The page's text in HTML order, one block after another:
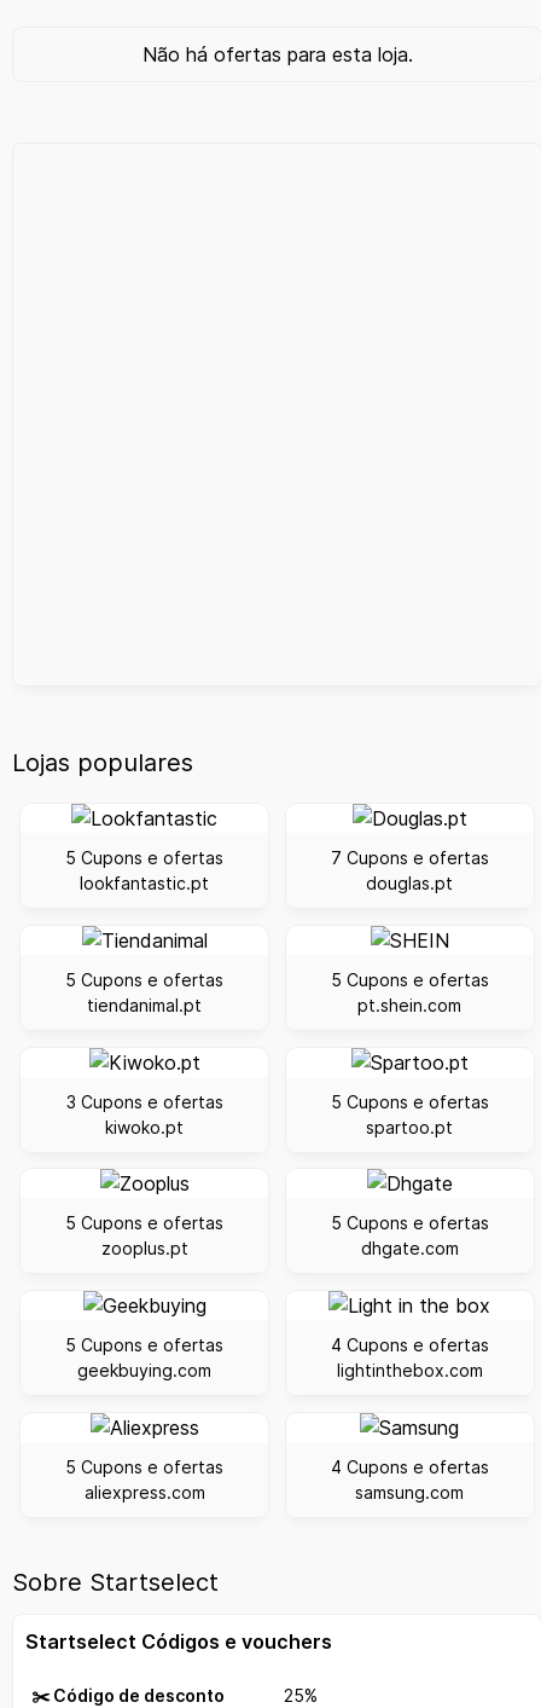
Não há ofertas para esta loja.
Lojas populares
5 Cupons e ofertas
lookfantastic.pt
7 Cupons e ofertas
douglas.pt
5 Cupons e ofertas
tiendanimal.pt
5 Cupons e ofertas
pt.shein.com
3 Cupons e ofertas
kiwoko.pt
5 Cupons e ofertas
spartoo.pt
5 Cupons e ofertas
zooplus.pt
5 Cupons e ofertas
dhgate.com
5 Cupons e ofertas
geekbuying.com
4 Cupons e ofertas
lightinthebox.com
5 Cupons e ofertas
aliexpress.com
4 Cupons e ofertas
samsung.com
Sobre Startselect
Startselect Códigos e vouchers
✂️ Código de desconto 25%